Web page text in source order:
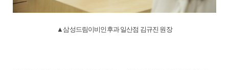
▲삼성드림이비인후과 일산점 김규진 원장